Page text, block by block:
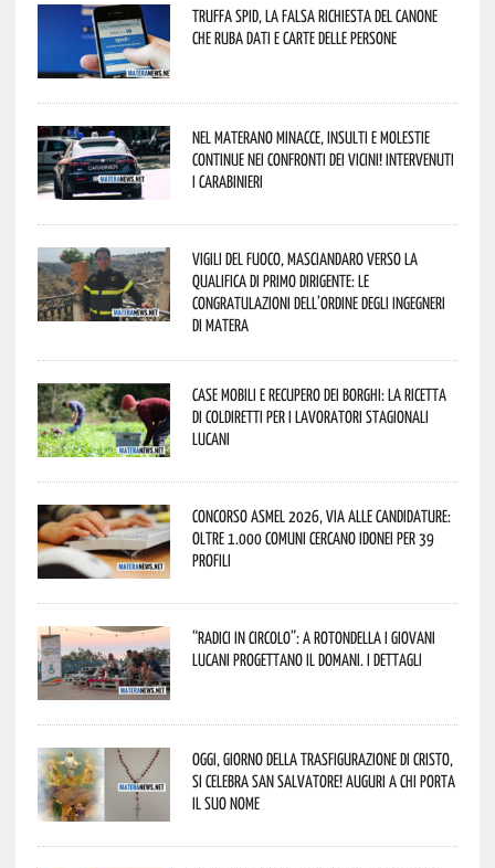
Truffa Spid, la falsa richiesta del canone
che ruba dati e carte delle persone
Nel materano minacce, insulti e molestie
continue nei confronti dei vicini! Intervenuti
i Carabinieri
Vigili del Fuoco, Masciandaro verso la
qualifica di Primo Dirigente: le
congratulazioni dell’Ordine degli Ingegneri
di Matera
Case mobili e recupero dei borghi: la ricetta
di Coldiretti per i lavoratori stagionali
lucani
Concorso Asmel 2026, via alle candidature:
oltre 1.000 Comuni cercano idonei per 39
profili
“Radici in Circolo”: a Rotondella i giovani
lucani progettano il domani. I dettagli
Oggi, giorno della Trasfigurazione di Cristo,
si celebra San Salvatore! Auguri a chi porta
il suo nome